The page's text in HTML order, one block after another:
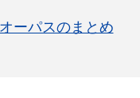
ーパスのまとめ